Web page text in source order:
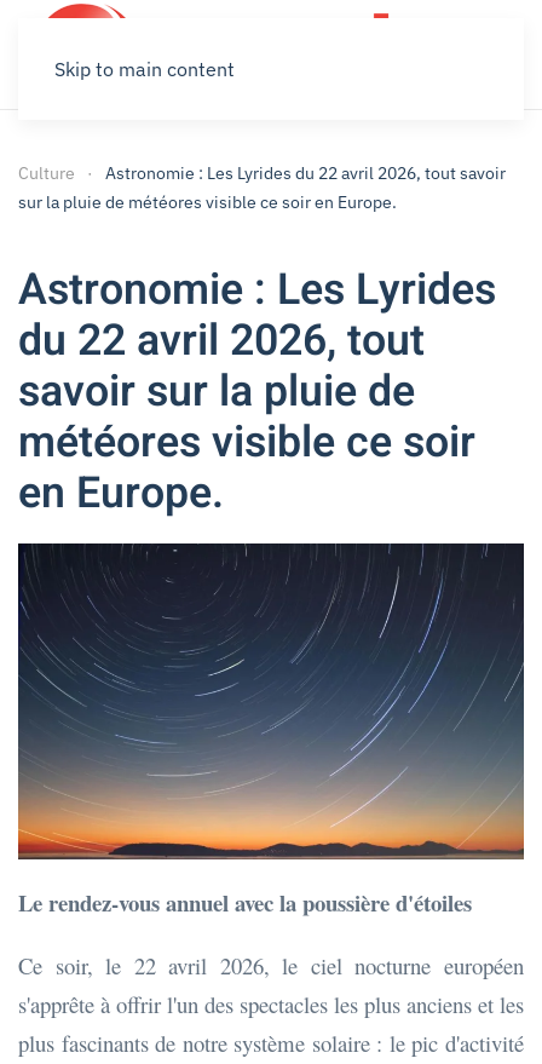
Skip to main content
Culture
Astronomie : Les Lyrides du 22 avril 2026, tout savoir
sur la pluie de météores visible ce soir en Europe.
Astronomie : Les Lyrides
du 22 avril 2026, tout
savoir sur la pluie de
météores visible ce soir
en Europe.
Le rendez-vous annuel avec la poussière d'étoiles
Ce soir, le 22 avril 2026, le ciel nocturne européen
s'apprête à offrir l'un des spectacles les plus anciens et les
plus fascinants de notre système solaire : le pic d'activité